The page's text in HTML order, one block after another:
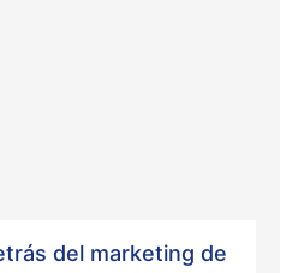
del marketing de